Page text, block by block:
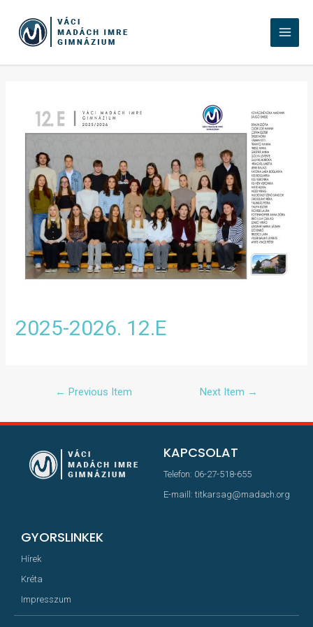
2025-2026. 12.E
← Previous Item Next Item →
KAPCSOLAT
Telefon: 06-27-518-655
E-maill: titkarsag@madach.org
GYORSLINKEK
Hírek
Kréta
Impresszum